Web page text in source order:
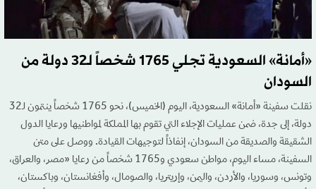
«أمانة» السعودية تجلي 1765 شخصاً لـ32 دولة من
السودان
نقلت سفينة «أمانة» السعودية، اليوم (الخميس)، نحو 1765 شخصاً ينتمون لـ32
دولة، إلى جدة، ضمن عمليات الإجلاء التي تقوم بها المملكة لمواطنيها ورعايا الدول
الشقيقة والصديقة من السودان، إنفاذاً لتوجيهات القيادة. ووصل على متن
السفينة، مساء اليوم، مواطن سعودي و1765 شخصاً من رعايا «مصر، والعراق،
وتونس، وسوريا، والأردن، واليمن، وإريتريا، والصومال، وأفغانستان، وباكستان،